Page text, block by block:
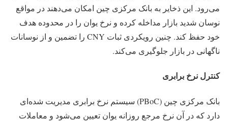
می‌رود. این ذخایر به بانک مرکزی چین امکان می‌دهند در مواقع
نوسان شدید بازار مداخله کرده و نرخ یوان را در محدوده هدف
خود حفظ کند. چنین رویکردی ثبات CNY را تضمین و از نوسانات
ناگهانی در بازار جلوگیری می‌کند.
کنترل نرخ برابری
بانک مرکزی چین (PBoC) سیستم نرخ برابری مدیریت‌ شده‌ای
دارد که در آن نرخ مرجع روزانه یوان تعیین می‌شود و معاملات